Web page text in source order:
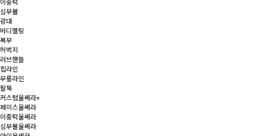
심부볼
광대
바디멜팅
복부
허벅지
러브핸들
힙라인
무릎라인
팔뚝
커스텀울쎄라+
페이스울쎄라
이중턱울쎄라
심부볼울쎄라